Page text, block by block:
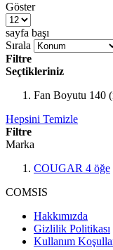
Göster
sayfa başı
Sırala
Filtre
Seçtikleriniz
Fan Boyutu 140
Hepsini Temizle
Filtre
Marka
COUGAR 4 öğe
COMSIS
Hakkımızda
Gizlilik Politikası
Kullanım